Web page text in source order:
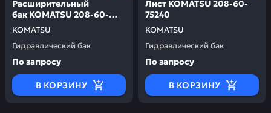
KOMATSU
Расширительный
бак KOMATSU 208-60-
75111
Гидравлический бак
По запросу
В КОРЗИНУ
KOMATSU
Лист KOMATSU 208-60-
75240
Гидравлический бак
По запросу
В КОРЗИНУ